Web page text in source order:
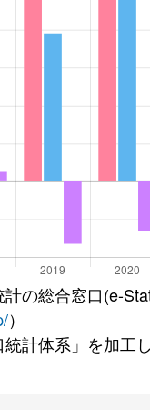
の総合窓口(e-
）
統計体系」を加工